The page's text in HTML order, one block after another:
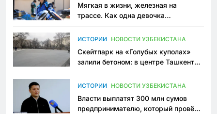
Мягкая в жизни, железная на
трассе. Как одна девочка
Узбекистане
ИСТОРИИ НОВОСТИ УЗБЕКИСТАНА
Скейтпарк на «Голубых куполах»
залили бетоном: в центре Ташкента
пространство
ИСТОРИИ НОВОСТИ УЗБЕКИСТАНА
Власти выплатят 300 млн сумов
предпринимателю, который провёл